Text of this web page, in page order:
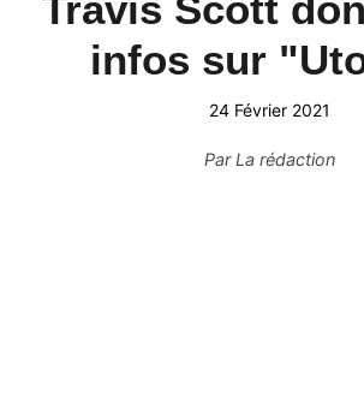
infos sur
24 Février 2021
ParLa rédaction